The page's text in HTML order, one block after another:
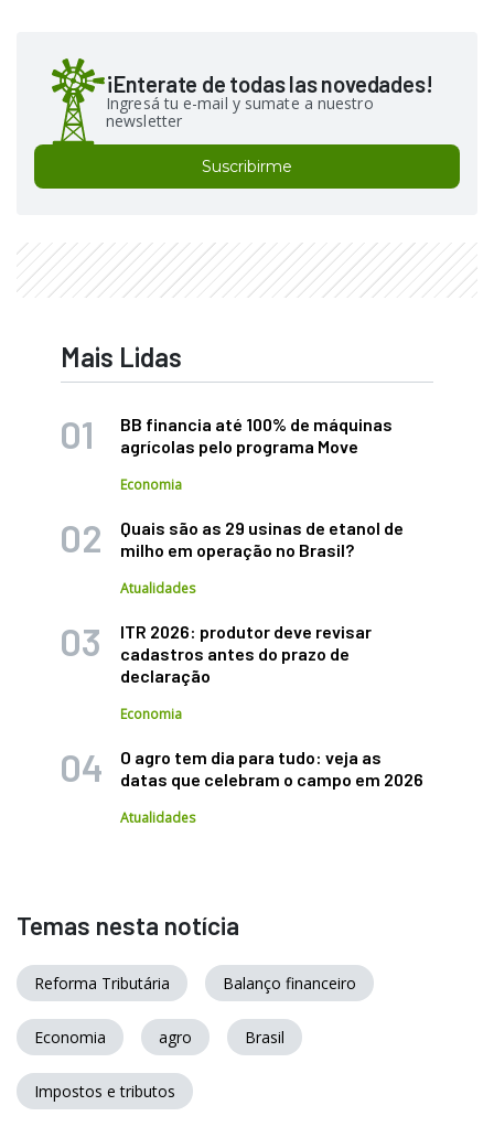
¡Enterate de todas las novedades!
Ingresá tu e-mail y sumate a nuestro
newsletter
Suscribirme
Mais Lidas
BB financia até 100% de máquinas
agrícolas pelo programa Move
Economia
Quais são as 29 usinas de etanol de
milho em operação no Brasil?
Atualidades
ITR 2026: produtor deve revisar
cadastros antes do prazo de
declaração
Economia
O agro tem dia para tudo: veja as
datas que celebram o campo em 2026
Atualidades
Temas nesta notícia
Reforma Tributária Balanço financeiro
Economia agro Brasil
Impostos e tributos